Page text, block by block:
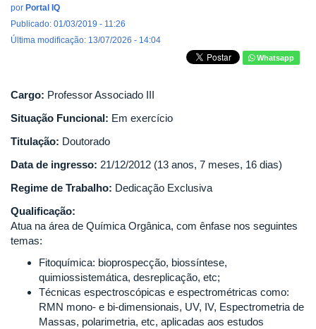
por Portal IQ
Publicado: 01/03/2019 - 11:26
Última modificação: 13/07/2026 - 14:04
Whatsapp
Cargo: Professor Associado III
Situação Funcional: Em exercício
Titulação: Doutorado
Data de ingresso: 21/12/2012 (13 anos, 7 meses, 16 dias)
Regime de Trabalho: Dedicação Exclusiva
Qualificação:
Atua na área de Química Orgânica, com ênfase nos seguintes
temas:
Fitoquímica: bioprospecção, biossíntese,
quimiossistemática, desreplicação, etc;
Técnicas espectroscópicas e espectrométricas como:
RMN mono- e bi-dimensionais, UV, IV, Espectrometria de
Massas, polarimetria, etc, aplicadas aos estudos